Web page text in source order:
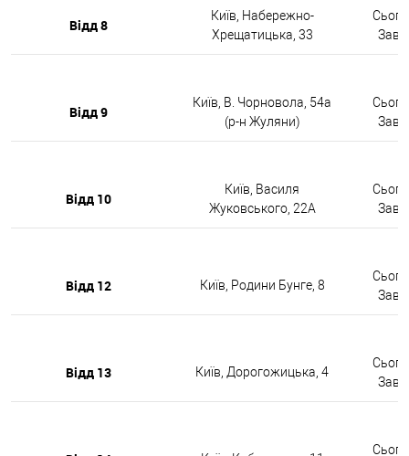
Відд 8
Київ, Набережно-
Хрещатицька, 33
Відд 9
Київ, В. Чорновола, 54а
(р-н Жуляни)
Відд 10
Київ, Василя
Жуковського, 22А
Відд 12 Київ, Родини Бунге, 8
Відд 13 Київ, Дорогожицька, 4